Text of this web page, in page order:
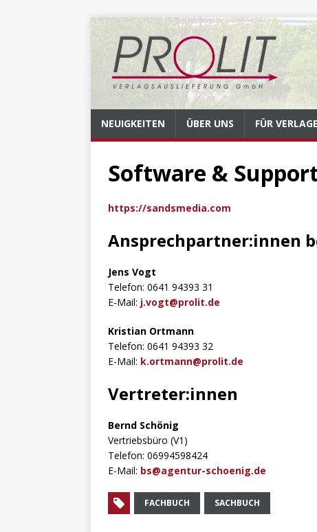
NEUIGKEITEN ÜBER UNS FÜR VERLAGE
Software &
https://sandsmedia.com
Ansprechpartner:innen
Jens Vogt
Telefon: 0641 94393 31
E-Mail: j.vogt@prolit.de
Kristian Ortmann
Telefon: 0641 94393 32
E-Mail: k.ortmann@prolit.de
Vertreter:innen
Bernd Schönig
Vertriebsbüro (V1)
Telefon: 06994598424
E-Mail: bs@agentur-schoenig.de
FACHBUCH SACHBUCH